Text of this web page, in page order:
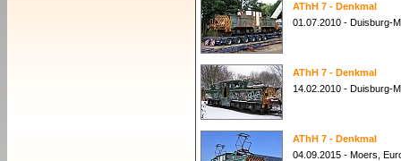
AThH 7 - Denkmal
01.07.2010 - Duisburg-
AThH 7 - Denkmal
14.02.2010 - Duisburg-
AThH 7 - Denkmal
04.09.2015 - Moers,